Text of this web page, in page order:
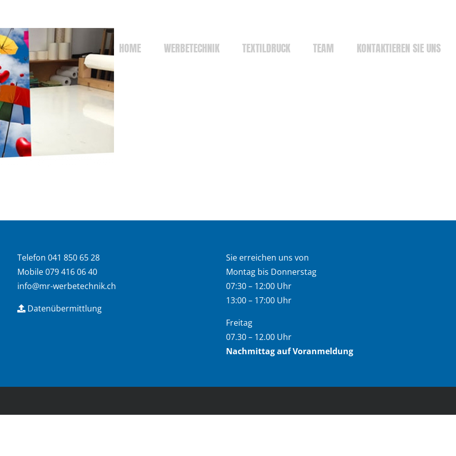
HOME WERBETECHNIK TEXTILDRUCK TEAM KONTAKTIEREN SIE UNS
Telefon 041 850 65 28
Mobile 079 416 06 40
info@mr-werbetechnik.ch
Datenübermittlung
Sie erreichen uns von
Montag bis Donnerstag
07:30 – 12:00 Uhr
13:00 – 17:00 Uhr
Freitag
07.30 – 12.00 Uhr
Nachmittag auf Voranmeldung